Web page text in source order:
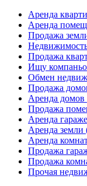
Аренда
Аренда
Продажа
Продажа
Ищу
Обмен
Продажа
Аренда домов
Продажа
Аренда
Аренда земли
Аренда
Продажа
Продажа
Прочая